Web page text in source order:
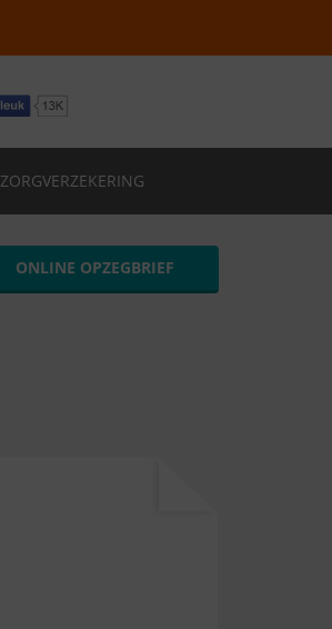
ZORGVERZEKERING
ONLINE OPZEGBRIEF